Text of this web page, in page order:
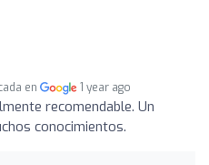
en 1 year ago
recomendable. Un
conocimientos.